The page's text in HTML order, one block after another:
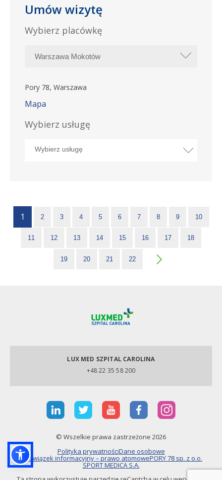
Umów wizytę
Wybierz placówkę
Pory 78, Warszawa
Mapa
Wybierz usługę
1 2 3 4 5 6 7 8 9 10
11 12 13 14 15 16 17 18
19 20 21 22
LUX MED SZPITAL CAROLINA
+48 22 35 58 200
© Wszelkie prawa zastrzeżone 2026
Polityka prywatnościDane osobowe
Obowiązek informacyjny – prawo atomowePORY 78 sp. z o.o.
SPORT MEDICA S.A.